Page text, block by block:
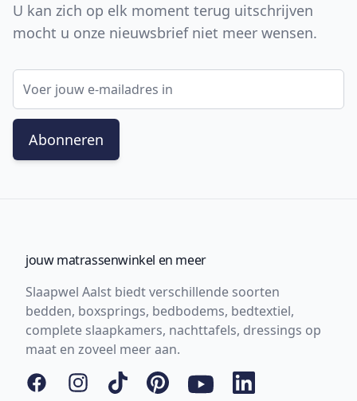
U kan zich op elk moment terug uitschrijven
mocht u onze nieuwsbrief niet meer wensen.
E-mail adres
Abonneren
jouw matrassenwinkel en meer
Slaapwel Aalst biedt verschillende soorten
bedden, boxsprings, bedbodems, bedtextiel,
complete slaapkamers, nachttafels, dressings op
maat en zoveel meer aan.
FacebookInstagram
Tiktok PinterestYouTubeLinkedIn